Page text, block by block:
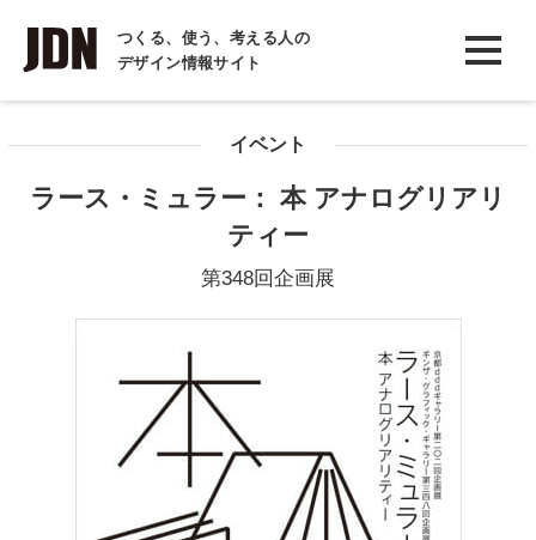
つくる、使う、考える人の
デザイン情報サイト
INTERVIEW
インタビュー
イベント
ラース・ミュラー： 本 アナログリアリ
ティー
第348回企画展